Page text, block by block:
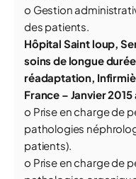
o Gestion
des patients.
Hôpital Saint loup,
soins de longue
réadaptation,
France – Janvier 2015
o Prise en charge de
pathologies
patients).
o Prise en charge de